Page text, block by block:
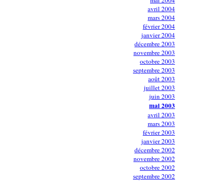
avril 2004
mars 2004
février 2004
janvier 2004
décembre 2003
novembre 2003
octobre 2003
septembre 2003
août 2003
juillet 2003
juin 2003
mai 2003
avril 2003
mars 2003
février 2003
janvier 2003
décembre 2002
novembre 2002
octobre 2002
septembre 2002